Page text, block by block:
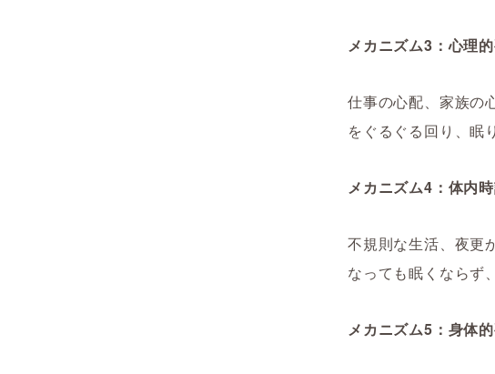
メカニズム3：心理
仕事の心配、家族の
をぐるぐる回り、眠
メカニズム4：体内
不規則な生活、夜更
なっても眠くならず
メカニズム5：身体